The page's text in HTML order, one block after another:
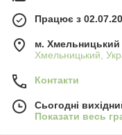
Працює з
м. Хмельницький
Хмельницький,
Контакти
Сьогодні
Показати весь